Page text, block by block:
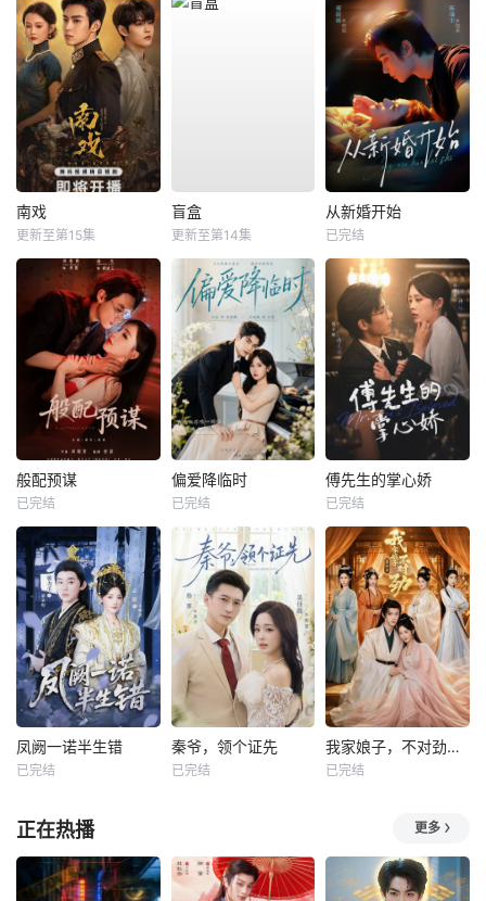
南戏
更新至第15集
盲盒
更新至第14集
从新婚开始
已完结
般配预谋
已完结
偏爱降临时
已完结
傅先生的掌心娇
已完结
凤阙一诺半生错
已完结
秦爷，领个证先
已完结
我家娘子，不对劲第四季
已完结
正在热播 更多